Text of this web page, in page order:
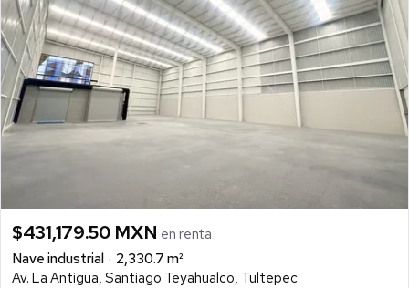
$431,179.50 MXN en renta
Nave industrial
2,330.7 m²
Av. La Antigua, Santiago Teyahualco, Tultepec